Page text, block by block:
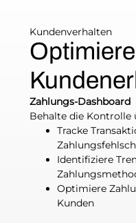
Kundenverhalten
Zahlungs-Dashboard
Behalte die Kontrolle
Tracke
Identifiziere
Optimiere
Kunden